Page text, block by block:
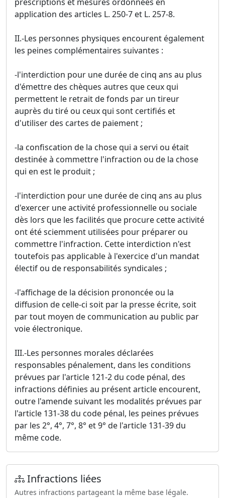
application des articles L. 250-7 et L. 257-8.
II.-Les personnes physiques encourent également
les peines complémentaires suivantes :
-l'interdiction pour une durée de cinq ans au plus
d'émettre des chèques autres que ceux qui
permettent le retrait de fonds par un tireur
auprès du tiré ou ceux qui sont certifiés et
d'utiliser des cartes de paiement ;
-la confiscation de la chose qui a servi ou était
destinée à commettre l'infraction ou de la chose
qui en est le produit ;
-l'interdiction pour une durée de cinq ans au plus
d'exercer une activité professionnelle ou sociale
dès lors que les facilités que procure cette activité
ont été sciemment utilisées pour préparer ou
commettre l'infraction. Cette interdiction n'est
toutefois pas applicable à l'exercice d'un mandat
électif ou de responsabilités syndicales ;
-l'affichage de la décision prononcée ou la
diffusion de celle-ci soit par la presse écrite, soit
par tout moyen de communication au public par
voie électronique.
III.-Les personnes morales déclarées
responsables pénalement, dans les conditions
prévues par l'article 121-2 du code pénal, des
infractions définies au présent article encourent,
outre l'amende suivant les modalités prévues par
l'article 131-38 du code pénal, les peines prévues
par les 2°, 4°, 7°, 8° et 9° de l'article 131-39 du
même code.
Infractions liées
Autres infractions partageant la même base légale.